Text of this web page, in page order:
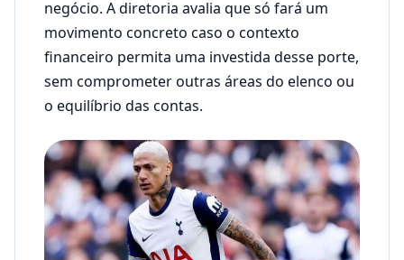
negócio. A diretoria avalia que só fará um
movimento concreto caso o contexto
financeiro permita uma investida desse porte,
sem comprometer outras áreas do elenco ou
o equilíbrio das contas.